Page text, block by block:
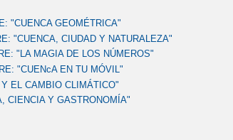
"CUENCA GEOMÉTRICA"
"CUENCA, CIUDAD Y NATURALEZA"
"LA MAGIA DE LOS NÚMEROS"
"CUENcA EN TU MÓVIL"
EL CAMBIO CLIMÁTICO"
CIENCIA Y GASTRONOMÍA"